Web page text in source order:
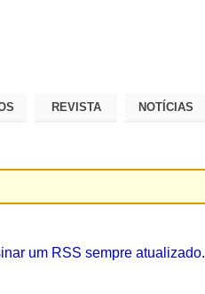
REVISTA NOTÍCIAS
um RSS sempre atualizado.